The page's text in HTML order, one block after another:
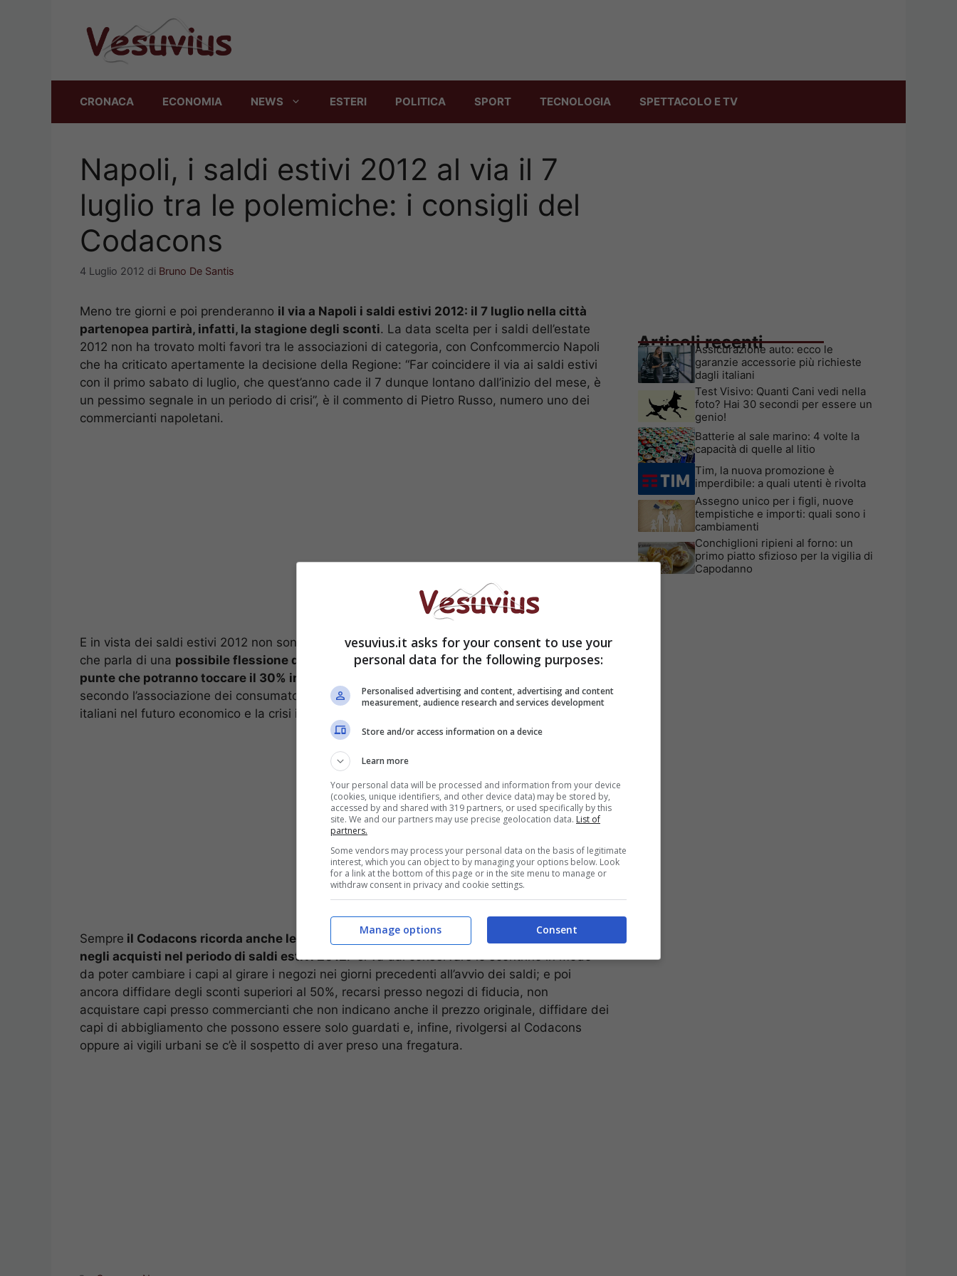
CRONACA ECONOMIA NEWS ESTERI POLITICA SPORT TECNOLOGIA SPETTACOLO E TV
Napoli, i saldi estivi 2012 al via il 7
luglio tra le polemiche: i consigli del
Codacons
4 Luglio 2012 di Bruno De Santis
Meno tre giorni e poi prenderanno il via a Napoli i saldi estivi 2012: il 7 luglio nella città
partenopea partirà, infatti, la stagione degli sconti. La data scelta per i saldi dell’estate
2012 non ha trovato molti favori tra le associazioni di categoria, con Confcommercio Napoli
che ha criticato apertamente la decisione della Regione: “Far coincidere il via ai saldi estivi
con il primo sabato di luglio, che quest’anno cade il 7 dunque lontano dall’inizio del mese, è
un pessimo segnale in un periodo di crisi”, è il commento di Pietro Russo, numero uno dei
commercianti napoletani.
E in vista dei saldi estivi 2012 non sono certo confortanti le previsioni diffuse dal Codacons
che parla di una possibile flessione delle vendite del 20% rispetto allo scorso anno, con
punte che potranno toccare il 30% in alcune città
secondo l’associazione dei consumatori, saranno soprattutto l’Imu, la poca fiducia degli
italiani nel futuro economico e la crisi in corso.
Sempre il Codacons ricorda anche le dieci regole sempre valide per evitare sorprese
negli acquisti nel periodo di saldi estivi 2012: si va dal conservare lo scontrino in modo
da poter cambiare i capi al girare i negozi nei giorni precedenti all’avvio dei saldi; e poi
ancora diffidare degli sconti superiori al 50%, recarsi presso negozi di fiducia, non
acquistare capi presso commercianti che non indicano anche il prezzo originale, diffidare dei
capi di abbigliamento che possono essere solo guardati e, infine, rivolgersi al Codacons
oppure ai vigili urbani se c’è il sospetto di aver preso una fregatura.
Articoli recenti
Assicurazione auto: ecco le
garanzie accessorie più richieste
dagli italiani
Test Visivo: Quanti Cani vedi nella
foto? Hai 30 secondi per essere un
genio!
Batterie al sale marino: 4 volte la
capacità di quelle al litio
Tim, la nuova promozione è
imperdibile: a quali utenti è rivolta
Assegno unico per i figli, nuove
tempistiche e importi: quali sono i
cambiamenti
Conchiglioni ripieni al forno: un
primo piatto sfizioso per la vigilia di
Capodanno
vesuvius.it asks for your consent to use your
personal data for the following purposes:
Personalised advertising and content, advertising and content
measurement, audience research and services development
Store and/or access information on a device
Learn more
Your personal data will be processed and information from your device
(cookies, unique identifiers, and other device data) may be stored by,
accessed by and shared with 319 partners, or used specifically by this
site. We and our partners may use precise geolocation data. List of
partners.
Some vendors may process your personal data on the basis of legitimate
interest, which you can object to by managing your options below. Look
for a link at the bottom of this page or in the site menu to manage or
withdraw consent in privacy and cookie settings.
Consent
Manage options